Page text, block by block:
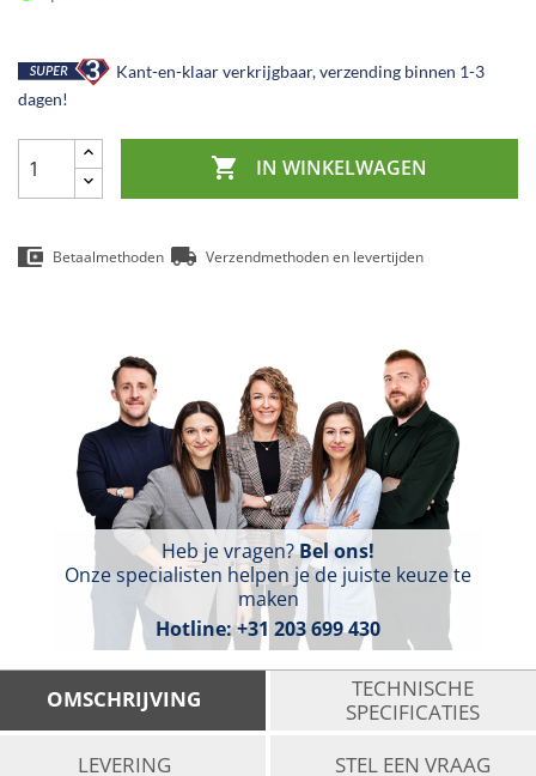
Kant-en-klaar verkrijgbaar, verzending binnen 1-3
dagen!
 IN WINKELWAGEN
Betaalmethoden Verzendmethoden en levertijden
Heb je vragen?Bel ons!
Onze specialisten helpen je de juiste keuze te
maken
Hotline:+31 203 699 430
OMSCHRIJVING
TECHNISCHE
SPECIFICATIES
LEVERING
STEL EEN VRAAG